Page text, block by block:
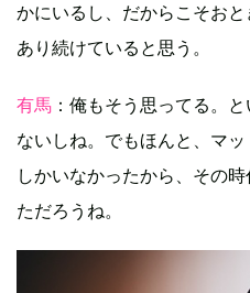
かにいるし、だからこそお
あり続けていると思う。
有馬 ：俺もそう思ってる。
ないしね。でもほんと、マ
しかいなかったから、その
ただろうね。